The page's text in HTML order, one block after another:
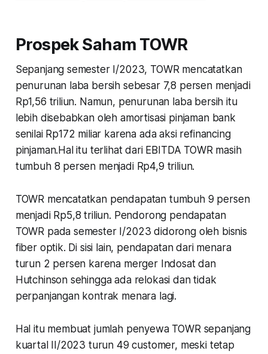
Prospek Saham TOWR
Sepanjang semester I/2023, TOWR mencatatkan
penurunan laba bersih sebesar 7,8 persen menjadi
Rp1,56 triliun. Namun, penurunan laba bersih itu
lebih disebabkan oleh amortisasi pinjaman bank
senilai Rp172 miliar karena ada aksi refinancing
pinjaman.Hal itu terlihat dari EBITDA TOWR masih
tumbuh 8 persen menjadi Rp4,9 triliun.
TOWR mencatatkan pendapatan tumbuh 9 persen
menjadi Rp5,8 triliun. Pendorong pendapatan
TOWR pada semester I/2023 didorong oleh bisnis
fiber optik. Di sisi lain, pendapatan dari menara
turun 2 persen karena merger Indosat dan
Hutchinson sehingga ada relokasi dan tidak
perpanjangan kontrak menara lagi.
Hal itu membuat jumlah penyewa TOWR sepanjang
kuartal II/2023 turun 49 customer, meski tetap